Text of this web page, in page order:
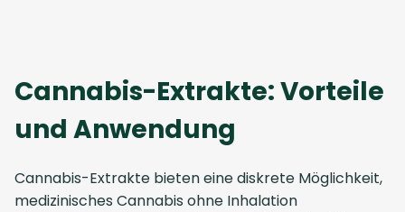
Cannabis-Extrakte: Vorteile
und Anwendung
Cannabis-Extrakte bieten eine diskrete Möglichkeit,
medizinisches Cannabis ohne Inhalation